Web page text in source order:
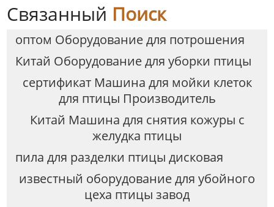
Связанный Поиск
оптом Оборудование для потрошения
Китай Оборудование для уборки птицы
сертификат Машина для мойки клеток
для птицы Производитель
Китай Машина для снятия кожуры с
желудка птицы
пила для разделки птицы дисковая
известный оборудование для убойного
цеха птицы завод